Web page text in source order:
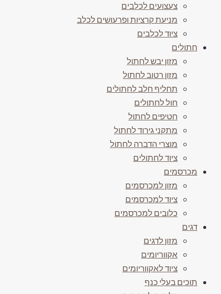
צעצועים לכלבים
מניעת קרציות ופרעושים לכלב
ציוד לכלבים
חתולים
מזון יבש לחתול
מזון רטוב לחתול
תחליף חלב לחתולים
חול לחתולים
חטיפים לחתול
מתקני גירוד לחתול
מוצרי הדברה לחתול
ציוד לחתולים
מכרסמים
מזון למכרסמים
ציוד למכרסמים
כלובים למכרסמים
דגים
מזון לדגים
אקווריומים
ציוד לאקווריומים
תוכים בעלי כנף